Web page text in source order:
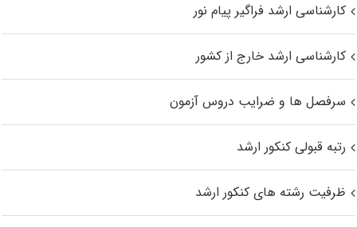
کارشناسی ارشد فراگیر پیام نور
کارشناسی ارشد خارج از کشور
سرفصل ها و ضرایب دروس آزمون
رتبه قبولی کنکور ارشد
ظرفیت رشته های کنکور ارشد